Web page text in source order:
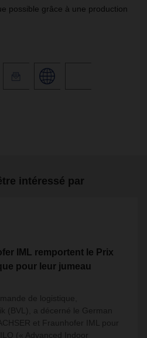
possible grâce à une production
intéressé par
IML remportent le Prix
pour leur jumeau
de logistique,
(BVL), a décerné le German
et Fraunhofer IML pour
(« Advanced Indoor